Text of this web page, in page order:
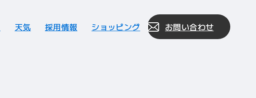
天気 採用情報 ショッピング お問い合わせ